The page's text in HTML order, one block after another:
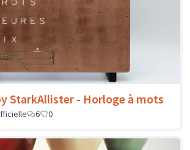
StarkAllister - Horloge à mots
6 0